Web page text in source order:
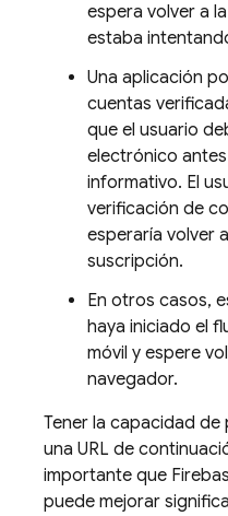
espera volver a
estaba
Una aplicación
cuentas
que el usuario
electrónico
informativo. El
verificación de
esperaría volver
suscripción.
En otros casos,
haya iniciado el
móvil y espere
navegador.
Tener la capacidad
una URL de
importante que
puede mejorar